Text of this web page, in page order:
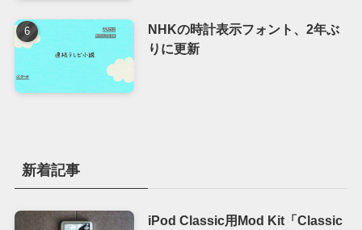
NHKの時計表示フォント、2年ぶ
りに更新
新着記事
iPod Classic用Mod Kit「Classic